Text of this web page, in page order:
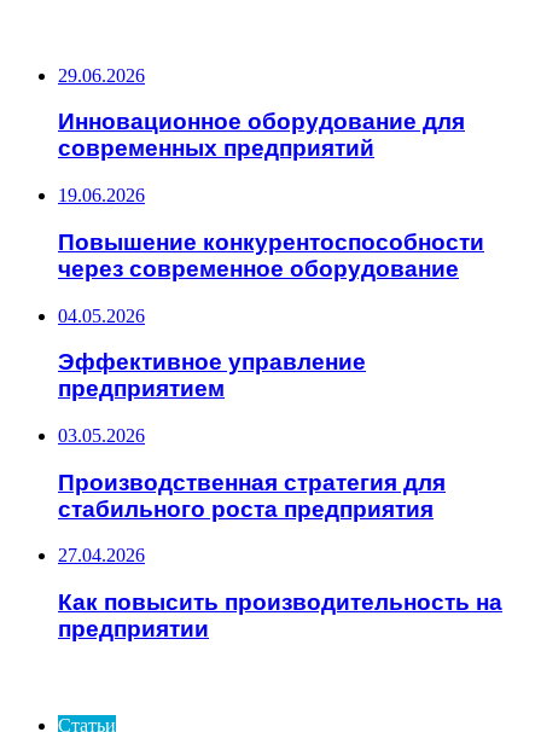
29.06.2026
Инновационное оборудование для
современных предприятий
19.06.2026
Повышение конкурентоспособности
через современное оборудование
04.05.2026
Эффективное управление
предприятием
03.05.2026
Производственная стратегия для
стабильного роста предприятия
27.04.2026
Как повысить производительность на
предприятии
Статьи